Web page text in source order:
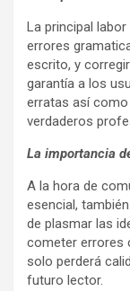
La principal
errores
escrito, y
garantía a los
erratas así
verdaderos
La importancia
A la hora de
esencial,
de plasmar las
cometer errores
solo perderá
futuro lector.